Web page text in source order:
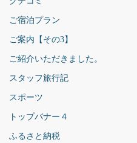
ご宿泊プラン
ご案内【その3】
ご紹介いただきました。
スタッフ旅行記
スポーツ
トップバナー４
ふるさと納税